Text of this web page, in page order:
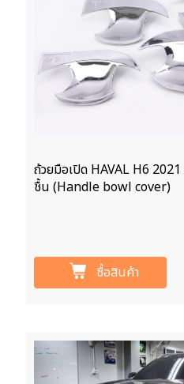
ถ้วยมือเปิด HAVAL H6 2021
ชื้น (Handle bowl cover)
ซื้อสินค้า